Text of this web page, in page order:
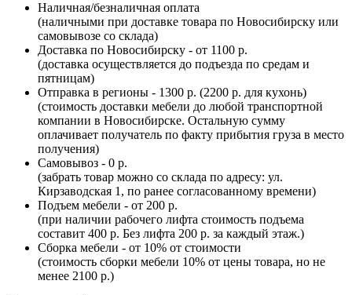
Наличная/безналичная оплата
(наличными при доставке товара по Новосибирску или
самовывозе со склада)
Доставка по Новосибирску - от 1100 р.
(доставка осуществляется до подъезда по средам и
пятницам)
Отправка в регионы - 1300 р. (2200 р. для кухонь)
(стоимость доставки мебели до любой транспортной
компании в Новосибирске. Остальную сумму
оплачивает получатель по факту прибытия груза в место
получения)
Самовывоз - 0 р.
(забрать товар можно со склада по адресу: ул.
Кирзаводская 1, по ранее согласованному времени)
Подъем мебели - от 200 р.
(при наличии рабочего лифта стоимость подъема
составит 400 р. Без лифта 200 р. за каждый этаж.)
Сборка мебели - от 10% от стоимости
(стоимость сборки мебели 10% от цены товара, но не
менее 2100 р.)